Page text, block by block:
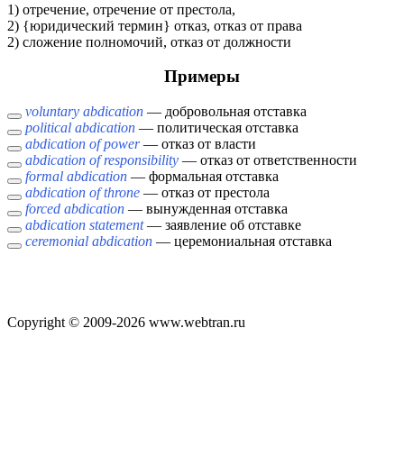
1) отречение, отречение от престола,
2) {юридический термин} отказ, отказ от права
2) сложение полномочий, отказ от должности
Примеры
voluntary abdication — добровольная отставка
political abdication — политическая отставка
abdication of power— отказ от власти
abdication of responsibility — отказ от ответственности
formal abdication — формальная отставка
abdication of throne — отказ от престола
forced abdication — вынужденная отставка
abdication statement— заявление об отставке
ceremonial abdication — церемониальная отставка
Copyright © 2009-2026 www.webtran.ru